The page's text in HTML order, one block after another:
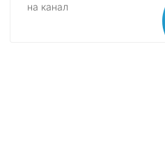
на канал